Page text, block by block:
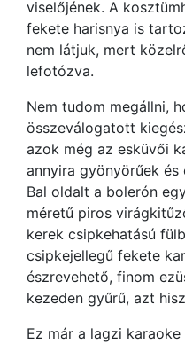
viselőjének. A
fekete harisnya is
nem látjuk, mert
lefotózva.
Nem tudom megállni,
összeválogatott
azok még az esküvői
annyira gyönyörűek és
Bal oldalt a bolerón
méretű piros
kerek csipkehatású
csipkejellegű fekete
észrevehető, finom
kezeden gyűrű, azt
Ez már a lagzi